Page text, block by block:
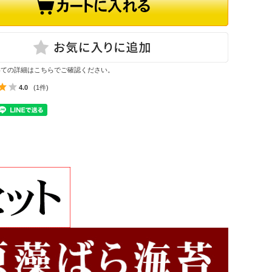
の詳細はこちらでご確認ください。
4.0 (1件)